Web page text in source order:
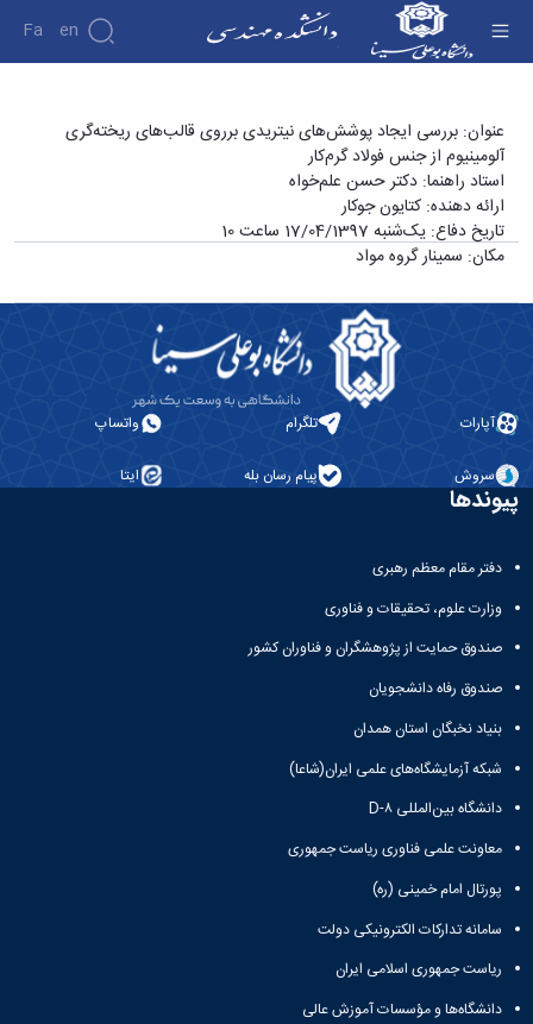
Fa En
دانشکده
درباره
دانشکده
تاریخچه
ریاست
دانشکده
آلبوم
معاونت
معاونت
پژوهشی
معاونت
تکمیلی
پژوهش
نشریات
سمینار کارشناسی ارشد خانم کتایون جوکار با عنوان
«بررسی ایجاد پوشش‌های نیتریدی برروی قالب‌های
ریخته‌گری آلومینیوم از جنس فولاد گرم‌کار» -
دانشکده فنی و مهندسی
عنوان: بررسی ایجاد پوشش‌های نیتریدی برروی قالب‌های ریخته‌گری
آلومینیوم از جنس فولاد گرم‌کار
استاد راهنما: دکتر حسن علم‌خواه
ارائه دهنده: کتایون جوکار
تاریخ دفاع: یک‌شنبه 17/04/1397 ساعت 10
مکان: سمینار گروه مواد
آپارات تلگرام واتساپ
سروش پیام رسان بله ایتا
پیوندها
دفتر مقام معظم رهبری
وزارت علوم، تحقیقات و فناوری
صندوق حمایت از پژوهشگران و فناوران کشور
صندوق رفاه دانشجویان
بنیاد نخبگان استان همدان
شبکه آزمایشگاه‌های علمی ایران(شاعا)
دانشگاه بین‌المللی D-۸
معاونت علمی فناوری ریاست جمهوری
پورتال امام خمینی (ره)
سامانه تدارکات الکترونیکی دولت
ریاست جمهوری اسلامی ایران
دانشگاه‌ها و مؤسسات آموزش عالی